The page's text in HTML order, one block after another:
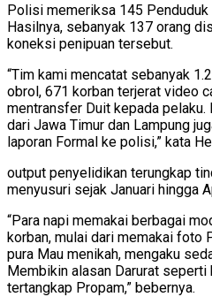
Polisi memeriksa 145 Penduduk
Hasilnya, sebanyak 137 orang
koneksi penipuan tersebut.
“Tim kami mencatat sebanyak
obrol, 671 korban terjerat video
mentransfer Duit kepada
dari Jawa Timur dan Lampung
laporan Formal ke polisi,” kata
output penyelidikan terungkap
menyusuri sejak Januari hingga
“Para napi memakai berbagai
korban, mulai dari memakai foto
pura Mau menikah, mengaku
Membikin alasan Darurat seperti
tertangkap Propam,” bebernya.